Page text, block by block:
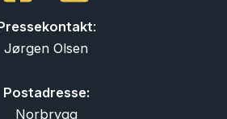
:
Jørgen Olsen
Postadresse:
Norbrygg